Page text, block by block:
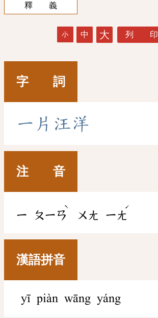
釋 義
小 中 大 列 印
字 詞
一 片 汪洋
注 音
ㄧ ㄆㄧㄢ
ˋ
ㄨㄤ ㄧㄤ
ˊ
漢語拼音
yī piàn wāng yáng